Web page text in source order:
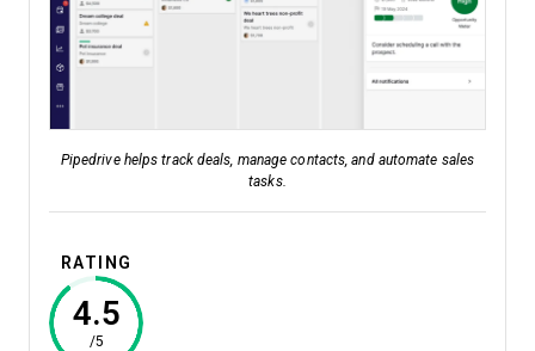
Pipedrive helps track deals, manage contacts, and automate sales
tasks.
RATING
4.5
/5